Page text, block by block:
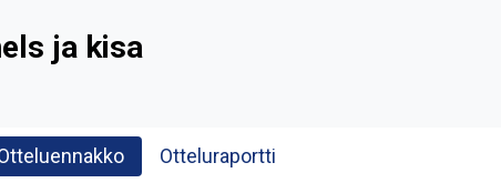
ja kisa
Otteluraportti